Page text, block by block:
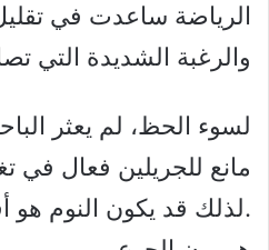
الرياضة ساعدت في
والرغبة الشديدة التي
لسوء الحظ، لم يعثر
مانع للجريلين فعال في
.لذلك قد يكون النوم هو